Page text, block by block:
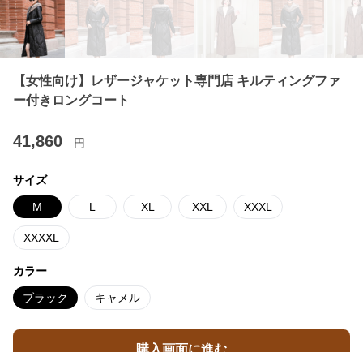
【女性向け】レザージャケット専門店 キルティングファ
ー付きロングコート
41,860 円
サイズ
M L XL XXL XXXL
XXXXL
カラー
ブラック キャメル
購入画面に進む